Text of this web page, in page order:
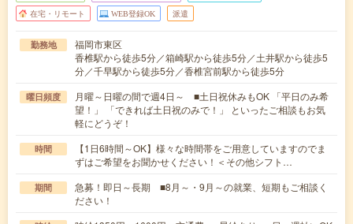
在宅・リモート WEB登録OK 派遣
勤務地
福岡市東区
香椎駅から徒歩5分／箱崎駅から徒歩5分／土井駅から徒歩5
分／千早駅から徒歩5分／香椎宮前駅から徒歩5分
曜日頻度
月曜～日曜の間で週4日～ ■土日祝休みもOK 「平日のみ希
望！」 「できれば土日祝のみで！」 といったご相談もお気
軽にどうぞ！
時間
【1日6時間～OK】様々な時間帯をご用意していますのでま
ずはご希望をお聞かせください！＜その他シフト…
期間
急募！即日～長期 ■8月～・9月～の就業、短期もご相談く
ださい！